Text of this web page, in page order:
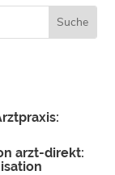
arzt-direkt: